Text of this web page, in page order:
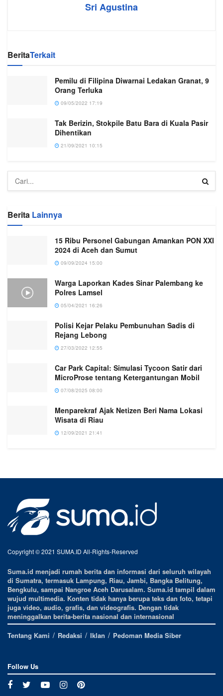
Sri Agustina
BeritaTerkait
Pemilu di Filipina Diwarnai Ledakan Granat, 9
Orang Terluka
09/05/2022 17:19
Tak Berizin, Stokpile Batu Bara di Kuala Pasir
Dihentikan
21/09/2021 10:15
Berita Lainnya
15 Ribu Personel Gabungan Amankan PON XXI
2024 di Aceh dan Sumut
09/09/2024 15:00
Warga Laporkan Kades Sinar Palembang ke
Polres Lamsel
05/04/2021 16:26
Polisi Kejar Pelaku Pembunuhan Sadis di
Rejang Lebong
27/03/2022 12:55
Car Park Capital: Simulasi Tycoon Satir dari
MicroProse tentang Ketergantungan Mobil
07/08/2025 08:00
Menparekraf Ajak Netizen Beri Nama Lokasi
Wisata di Riau
12/09/2021 21:41
Copyright © 2021 SUMA.ID All-Rights-Reserved
Suma.id menjadi rumah berita dan informasi dari seluruh wilayah
di Sumatra, termasuk Lampung, Riau, Jambi, Bangka Belitung,
Bengkulu, sampai Nangroe Aceh Darusalam. Suma.id tampil dalam
wujud multimedia. Konten tidak hanya berupa teks dan foto, tetapi
juga video, audio, grafis, dan videografis. Dengan tidak
meninggalkan berita-berita nasional dan internasional
Tentang Kami
Redaksi Iklan Pedoman Media Siber
Follow Us